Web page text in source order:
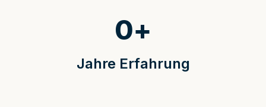
Jahre Erfahrung
0+